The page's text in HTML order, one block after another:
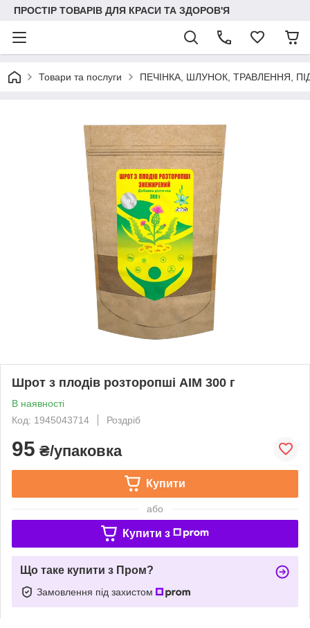
ПРОСТІР ТОВАРІВ ДЛЯ КРАСИ ТА ЗДОРОВ'Я
Товари та послуги ПЕЧІНКА, ШЛУНОК, ТРАВЛЕННЯ,
Шрот з плодів розторопші АІМ 300 г
В наявності
Код: 1945043714
Роздріб
95 ₴/упаковка
Купити
або
Купити з
Що таке купити з Пром?
Замовлення під захистом